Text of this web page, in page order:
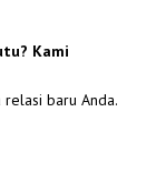
Kami
baru Anda.